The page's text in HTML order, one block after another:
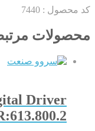
کد محصول : 7440
محصولات
Driver